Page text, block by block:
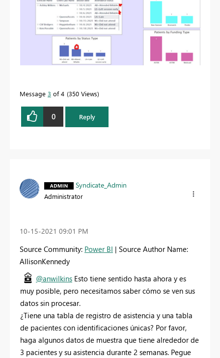
Message 3 of 4 350 Views
0 Reply
Syndicate_Admin
Administrator
‎10-15-2021 09:01 PM
Source Community: Power BI | Source Author Name:
AllisonKennedy
@anwilkins Esto tiene sentido hasta ahora y es
muy posible, pero necesitamos saber cómo se ven sus
datos sin procesar.
¿Tiene una tabla de registro de asistencia y una tabla
de pacientes con identificaciones únicas? Por favor,
haga algunos datos de muestra que tiene alrededor de
3 pacientes y su asistencia durante 2 semanas. Pegue